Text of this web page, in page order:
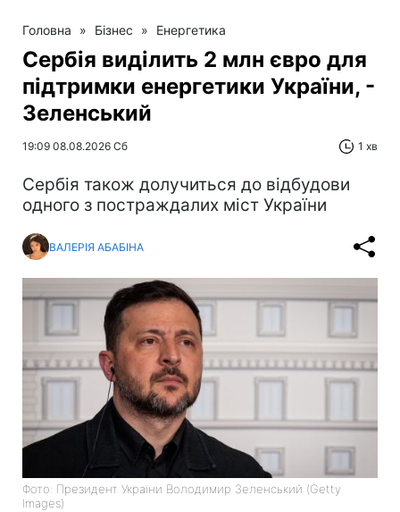
Головна » Бізнес » Енергетика
Сербія виділить 2 млн євро для
підтримки енергетики України, -
Зеленський
19:09 08.08.2026 Сб 1 хв
Сербія також долучиться до відбудови
одного з постраждалих міст України
ВАЛЕРІЯ АБАБІНА
Фото: Президент України Володимир Зеленський (Getty
Images)